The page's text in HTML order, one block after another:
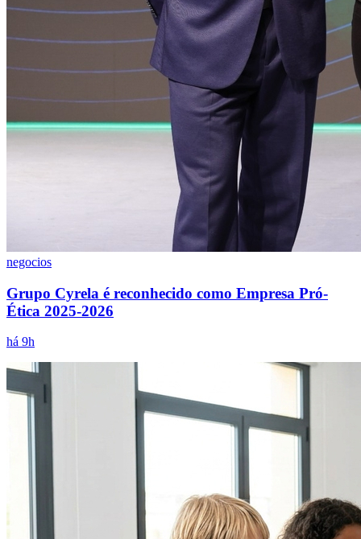
Corinthians
negocios
Grupo Cyrela é reconhecido como Empresa Pró-
Ética 2025-2026
há 9h